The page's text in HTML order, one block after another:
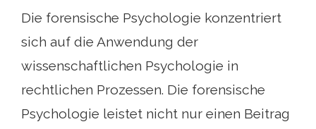
Die forensische Psychologie konzentriert
sich auf die Anwendung der
wissenschaftlichen Psychologie in
rechtlichen Prozessen. Die forensische
Psychologie leistet nicht nur einen Beitrag